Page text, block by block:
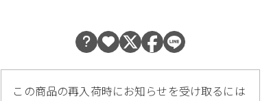
この商品の再入荷時にお知らせを受け取るには